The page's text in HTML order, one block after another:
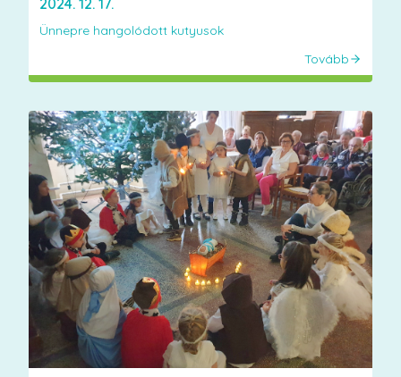
2024. 12. 17.
Ünnepre hangolódott kutyusok
Tovább